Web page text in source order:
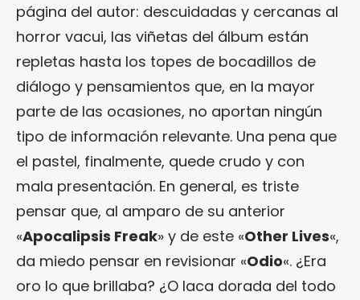
página del autor: descuidadas y cercanas al
horror vacui, las viñetas del álbum están
repletas hasta los topes de bocadillos de
diálogo y pensamientos que, en la mayor
parte de las ocasiones, no aportan ningún
tipo de información relevante. Una pena que
el pastel, finalmente, quede crudo y con
mala presentación. En general, es triste
pensar que, al amparo de su anterior
«Apocalipsis Freak» y de este «Other Lives«,
da miedo pensar en revisionar «Odio«. ¿Era
oro lo que brillaba? ¿O laca dorada del todo